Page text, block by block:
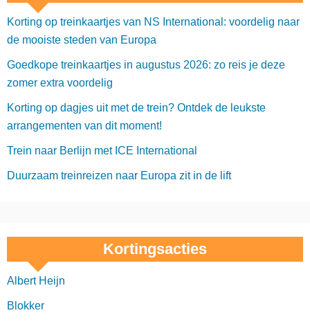
Korting op treinkaartjes van NS International: voordelig naar
de mooiste steden van Europa
Goedkope treinkaartjes in augustus 2026: zo reis je deze
zomer extra voordelig
Korting op dagjes uit met de trein? Ontdek de leukste
arrangementen van dit moment!
Trein naar Berlijn met ICE International
Duurzaam treinreizen naar Europa zit in de lift
Kortingsacties
Albert Heijn
Blokker